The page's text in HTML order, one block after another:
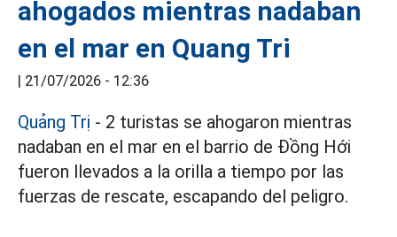
ahogados mientras nadaban
en el mar en Quang Tri
| 21/07/2026 - 12:36
Quảng Trị - 2 turistas se ahogaron mientras
nadaban en el mar en el barrio de Đồng Hới
fueron llevados a la orilla a tiempo por las
fuerzas de rescate, escapando del peligro.